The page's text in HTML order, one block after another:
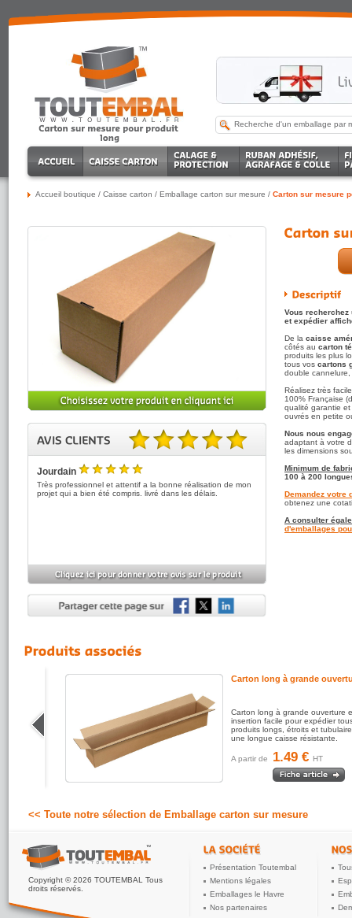
Accueil boutique / Caisse carton / Emballage carton sur mesure / Carton sur mesure
5.00 sur 5 basé sur 1 note(s).
Jourdain
5
Très professionnel et attentif a la bonne réalisation de mon
projet qui a bien été compris. livré dans les délais.
Vous
et expédier
De la caisse
côtés au carton
produits les plus
tous vos cartons
double
Réalisez très
100% Française
qualité garantie
ouvrés en petite
Nous nous
adaptant à votre
les dimensions
Minimum de
100 à 200
Demandez votre
obtenez une
A consulter
d'emballages
longueur
Carton long à grande
Carton long à grande ouverture
insertion facile pour expédier
produits longs, étroits et
une longue caisse résistante.
A partir de 1.49 € HT
<< Toute notre sélection de Emballage carton sur mesure
Copyright © 2026 TOUTEMBAL Tous
droits réservés.
Présentation Toutembal
Mentions légales
Emballages le Havre
Nos partenaires